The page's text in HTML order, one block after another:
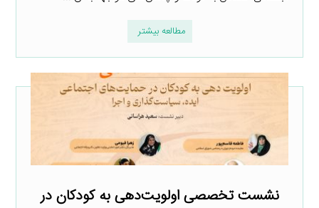
مطالعه بیشتر
نشست تخصصی اولویت‌دهی به کودکان در